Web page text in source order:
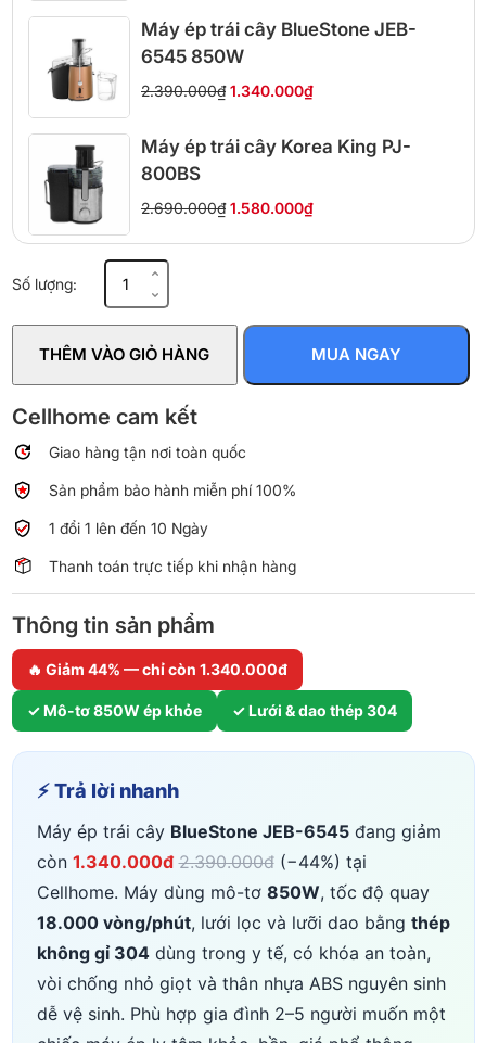
Máy ép trái cây BlueStone JEB-
6545 850W
2.390.000₫ 1.340.000₫
Máy ép trái cây Korea King PJ-
800BS
2.690.000₫ 1.580.000₫
Số lượng:
Máy
ép
BlueStone
JEB-
850W
số
THÊM VÀO GIỎ HÀNG MUA NGAY
Cellhome cam kết
Giao hàng tận nơi toàn quốc
Sản phẩm bảo hành miễn phí 100%
1 đổi 1 lên đến 10 Ngày
Thanh toán trực tiếp khi nhận hàng
Thông tin sản phẩm
🔥 Giảm 44% — chỉ còn 1.340.000đ
✓ Mô-tơ 850W ép khỏe ✓ Lưới & dao thép 304
⚡ Trả lời nhanh
Máy ép trái cây BlueStone JEB-6545đang giảm
còn 1.340.000đ 2.390.000đ(−44%) tại
Cellhome. Máy dùng mô-tơ 850W, tốc độ quay
18.000 vòng/phút, lưới lọc và lưỡi dao bằng thép
không gỉ 304dùng trong y tế, có khóa an toàn,
vòi chống nhỏ giọt và thân nhựa ABS nguyên sinh
dễ vệ sinh. Phù hợp gia đình 2–5 người muốn một